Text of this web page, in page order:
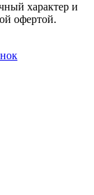
характер и
офертой.